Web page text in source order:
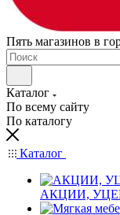
Пять магазинов в
Каталог
По всему сайту
По каталогу
Каталог
АКЦИИ,